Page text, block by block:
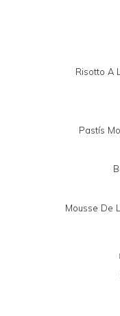
Risotto A
Pastís
Mousse De